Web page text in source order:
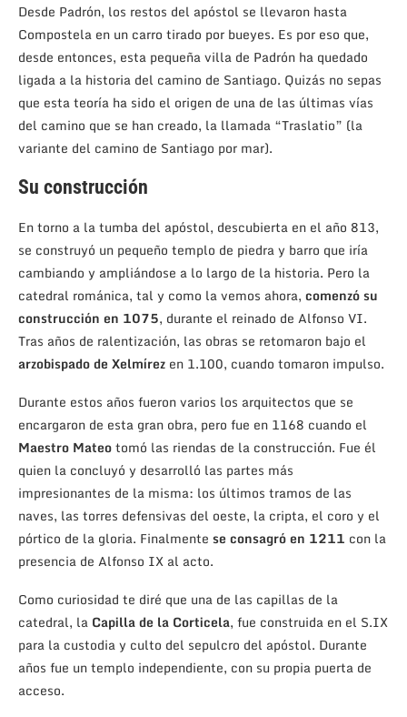
Desde Padrón, los restos del apóstol se llevaron hasta
Compostela en un carro tirado por bueyes. Es por eso que,
desde entonces, esta pequeña villa de Padrón ha quedado
ligada a la historia del camino de Santiago. Quizás no sepas
que esta teoría ha sido el origen de una de las últimas vías
del camino que se han creado, la llamada “Traslatio” (la
variante del camino de Santiago por mar).
Su construcción
En torno a la tumba del apóstol, descubierta en el año 813,
se construyó un pequeño templo de piedra y barro que iría
cambiando y ampliándose a lo largo de la historia. Pero la
catedral románica, tal y como la vemos ahora, comenzó su
construcción en 1075, durante el reinado de Alfonso VI.
Tras años de ralentización, las obras se retomaron bajo el
arzobispado de Xelmírez en 1.100, cuando tomaron impulso.
Durante estos años fueron varios los arquitectos que se
encargaron de esta gran obra, pero fue en 1168 cuando el
Maestro Mateotomó las riendas de la construcción. Fue él
quien la concluyó y desarrolló las partes más
impresionantes de la misma: los últimos tramos de las
naves, las torres defensivas del oeste, la cripta, el coro y el
pórtico de la gloria. Finalmente se consagró en 1211 con la
presencia de Alfonso IX al acto.
Como curiosidad te diré que una de las capillas de la
catedral, la Capilla de la Corticela, fue construida en el S.IX
para la custodia y culto del sepulcro del apóstol. Durante
años fue un templo independiente, con su propia puerta de
acceso.